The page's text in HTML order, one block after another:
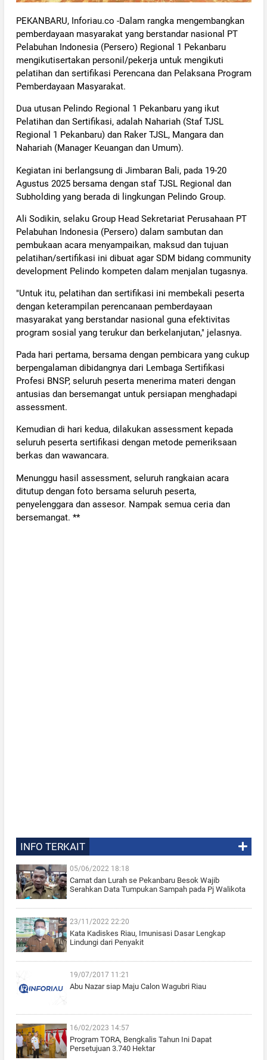
PEKANBARU, Inforiau.co -Dalam rangka mengembangkan
pemberdayaan masyarakat yang berstandar nasional PT
Pelabuhan Indonesia (Persero) Regional 1 Pekanbaru
mengikutisertakan personil/pekerja untuk mengikuti
pelatihan dan sertifikasi Perencana dan Pelaksana Program
Pemberdayaan Masyarakat.
Dua utusan Pelindo Regional 1 Pekanbaru yang ikut
Pelatihan dan Sertifikasi, adalah Nahariah (Staf TJSL
Regional 1 Pekanbaru) dan Raker TJSL, Mangara dan
Nahariah (Manager Keuangan dan Umum).
Kegiatan ini berlangsung di Jimbaran Bali, pada 19-20
Agustus 2025 bersama dengan staf TJSL Regional dan
Subholding yang berada di lingkungan Pelindo Group.
Ali Sodikin, selaku Group Head Sekretariat Perusahaan PT
Pelabuhan Indonesia (Persero) dalam sambutan dan
pembukaan acara menyampaikan, maksud dan tujuan
pelatihan/sertifikasi ini dibuat agar SDM bidang community
development Pelindo kompeten dalam menjalan tugasnya.
"Untuk itu, pelatihan dan sertifikasi ini membekali peserta
dengan keterampilan perencanaan pemberdayaan
masyarakat yang berstandar nasional guna efektivitas
program sosial yang terukur dan berkelanjutan," jelasnya.
Pada hari pertama, bersama dengan pembicara yang cukup
berpengalaman dibidangnya dari Lembaga Sertifikasi
Profesi BNSP, seluruh peserta menerima materi dengan
antusias dan bersemangat untuk persiapan menghadapi
assessment.
Kemudian di hari kedua, dilakukan assessment kepada
seluruh peserta sertifikasi dengan metode pemeriksaan
berkas dan wawancara.
Menunggu hasil assessment, seluruh rangkaian acara
ditutup dengan foto bersama seluruh peserta,
penyelenggara dan assesor. Nampak semua ceria dan
bersemangat. **
INFO TERKAIT
05/06/2022 18:18
Camat dan Lurah se Pekanbaru Besok Wajib
Serahkan Data Tumpukan Sampah pada Pj Walikota
23/11/2022 22:20
Kata Kadiskes Riau, Imunisasi Dasar Lengkap
Lindungi dari Penyakit
19/07/2017 11:21
Abu Nazar siap Maju Calon Wagubri Riau
16/02/2023 14:57
Program TORA, Bengkalis Tahun Ini Dapat
Persetujuan 3.740 Hektar